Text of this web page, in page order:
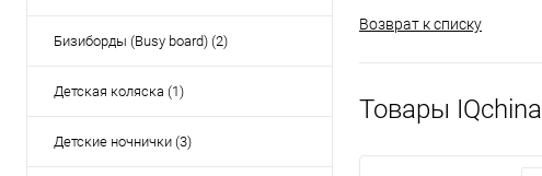
Бизиборды (Busy board) (2)
Детская коляска (1)
Детские ночнички (3)
Возврат к списку
Товары IQchina